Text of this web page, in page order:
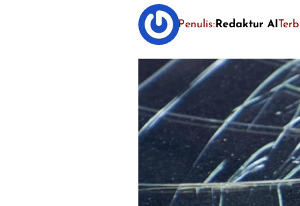
Penulis:Redaktur AI